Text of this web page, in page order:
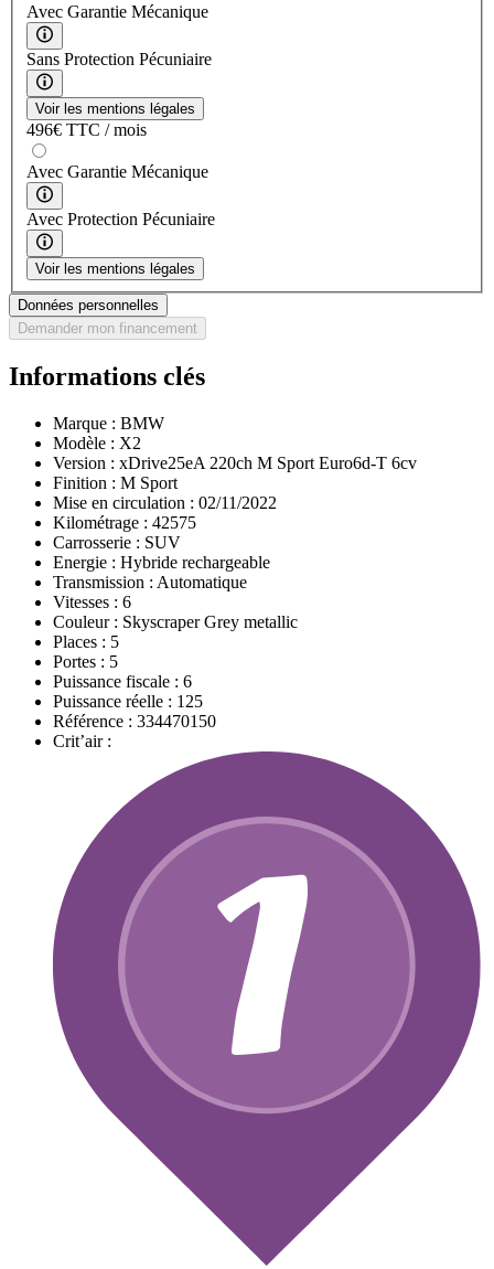
Avec Garantie Mécanique
Sans Protection Pécuniaire
Voir les mentions légales
496€ TTC / mois
Avec Garantie Mécanique
Avec Protection Pécuniaire
Voir les mentions légales
Données personnelles
Demander mon financement
Informations clés
Marque : BMW
Modèle : X2
Version : xDrive25eA 220ch M Sport Euro6d-T 6cv
Finition : M Sport
Mise en circulation : 02/11/2022
Kilométrage : 42575
Carrosserie : SUV
Energie : Hybride rechargeable
Transmission : Automatique
Vitesses : 6
Couleur : Skyscraper Grey metallic
Places : 5
Portes : 5
Puissance fiscale : 6
Puissance réelle : 125
Référence : 334470150
Crit’air :